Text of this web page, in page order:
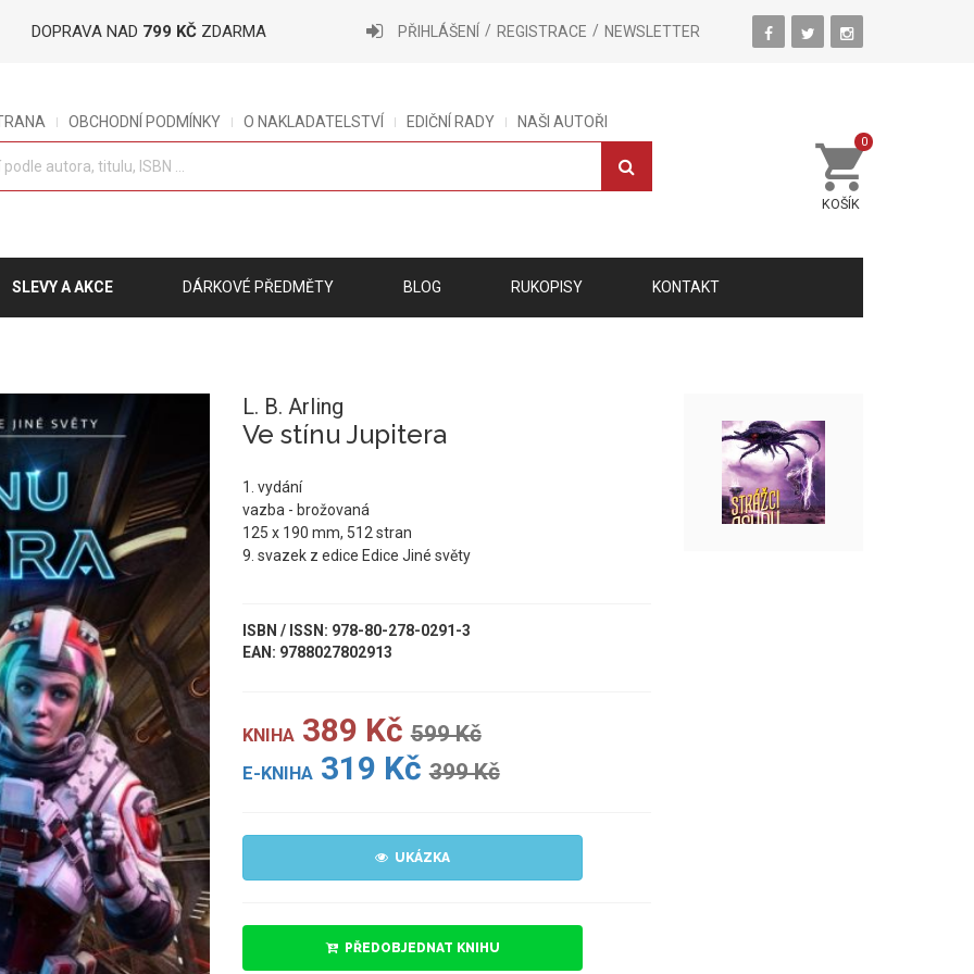
DOPRAVA NAD 799 KČ ZDARMA PŘIHLÁŠENÍ REGISTRACE NEWSLETTER
OBCHODNÍ PODMÍNKY O NAKLADATELSTVÍ EDIČNÍ RADY NAŠI AUTOŘI
KOŠÍK
0
SLEVY A AKCE DÁRKOVÉ PŘEDMĚTY BLOG RUKOPISY KONTAKT
L. B. Arling
Ve stínu Jupitera
1. vydání
vazba - brožovaná
125 x 190 mm, 512 stran
9. svazek z edice Edice Jiné světy
ISBN / ISSN: 978-80-278-0291-3
EAN: 9788027802913
KNIHA 389 Kč 599 Kč
E-KNIHA 319 Kč 399 Kč
UKÁZKA
PŘEDOBJEDNAT KNIHU